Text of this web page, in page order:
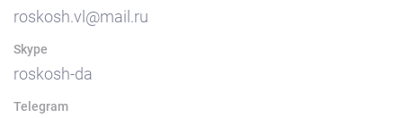
roskosh.vl@mail.ru
Skype
roskosh-da
Telegram